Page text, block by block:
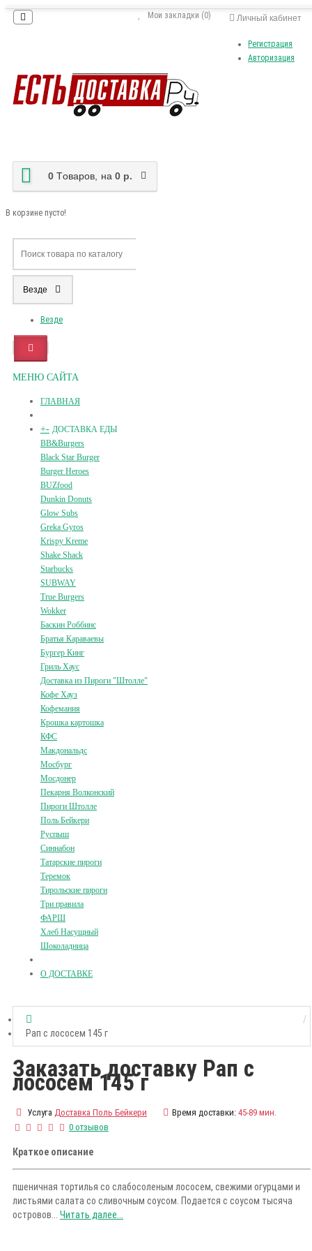
Личный кабинет
Регистрация
Авторизация
Мои закладки (0)
0 Tоваров, на 0 р.
В корзине пусто!
Везде
Везде
МЕНЮ САЙТА
ГЛАВНАЯ
+- ДОСТАВКА ЕДЫ
BB&Burgers
Black Star Burger
Burger Heroes
BUZfood
Dunkin Donuts
Glow Subs
Greka Gyros
Krispy Kreme
Shake Shack
Starbucks
SUBWAY
True Burgers
Wokker
Баскин Роббинс
Братья Караваевы
Бургер Кинг
Гриль Хаус
Доставка из Пироги "Штолле"
Кофе Хауз
Кофемания
Крошка картошка
КФС
Макдональдс
Мосбург
Мосдонер
Пекарня Волконский
Пироги Штолле
Поль Бейкери
Руспыш
Синнабон
Татарские пироги
Теремок
Тирольские пироги
Три правила
ФАРШ
Хлеб Насущный
Шоколадница
О ДОСТАВКЕ
Рап с лососем 145 г
Заказать доставку Рап с
лососем 145 г
Услуга Доставка Поль Бейкери Время доставки: 45-89 мин.
0 отзывов
Краткое описание
пшеничная тортилья со слабосоленым лососем, свежими огурцами и
листьями салата со сливочным соусом. Подается с соусом тысяча
островов... Читать далее...